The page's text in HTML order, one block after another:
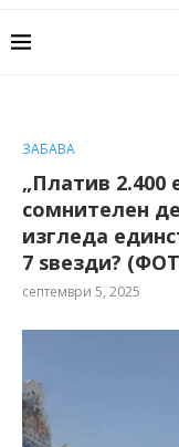
ЗАБАВА
„Платив 2.400
сомнителен
изгледа
7 ѕвезди?
септември 5, 2025